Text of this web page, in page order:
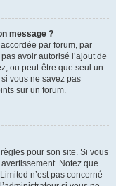
message ?
par forum, par
avoir autorisé l’ajout de
ou peut-être que seul un
vous ne savez pas
sur un forum.
pour son site. Si vous
Notez que
n’est pas concerné